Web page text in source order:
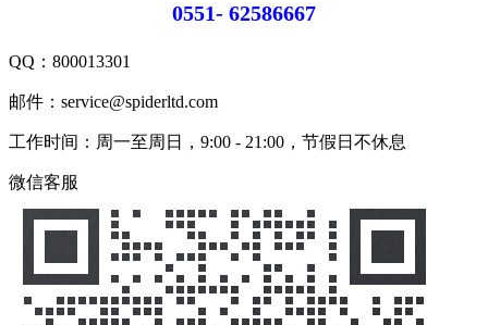
0551- 62586667
QQ： 800013301
邮件：service@spiderltd.com
工作时间：周一至周日，9:00 - 21:00，节假日不休息
微信客服